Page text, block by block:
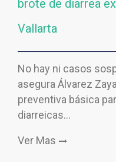
brote de diarrea
Vallarta
No hay ni casos
asegura Álvarez
preventiva básica
diarreicas…
Ver Mas